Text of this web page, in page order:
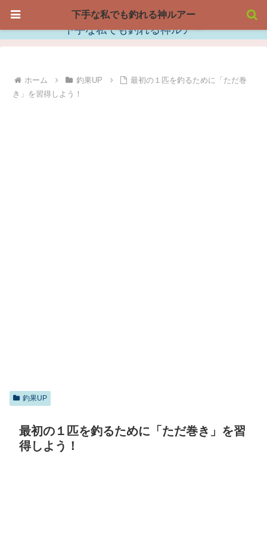
下手な私でも釣れる神ルアー
ホーム 釣果UP
最初の１匹を釣るために「ただ巻
き」を習得しよう！
釣果UP
最初の１匹を釣るために「ただ巻き」を習
得しよう！
下手な私でも釣れる神ルアー